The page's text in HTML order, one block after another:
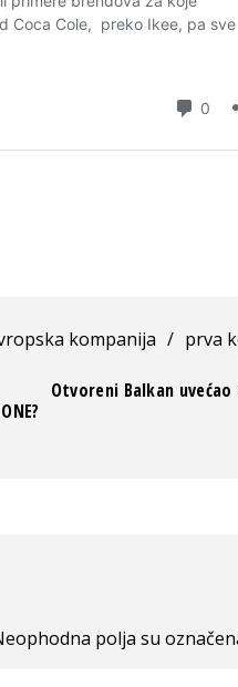
kompanija / prva
Otvoreni Balkan
polja su